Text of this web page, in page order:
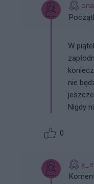
W
nie
Nigdy
0